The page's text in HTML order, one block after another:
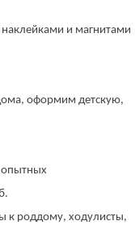
и магнитами
оформим детскую,
опытных
к роддому, ходулисты,